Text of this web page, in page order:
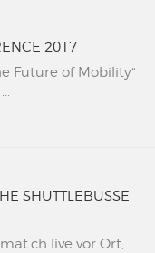
2017
Future of Mobility“
SHUTTLEBUSSE
live vor Ort,